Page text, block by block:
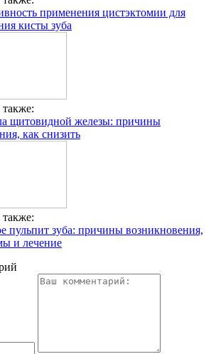
применения цистэктомии для
кисты зуба
щитовидной железы: причины
как снизить
пульпит зуба: причины возникновения,
и лечение